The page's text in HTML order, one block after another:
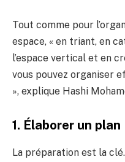
Tout comme pour
espace, « en triant, en
l’espace vertical et en
vous pouvez organiser
», explique Hashi
1. Élaborer un plan
La préparation est la